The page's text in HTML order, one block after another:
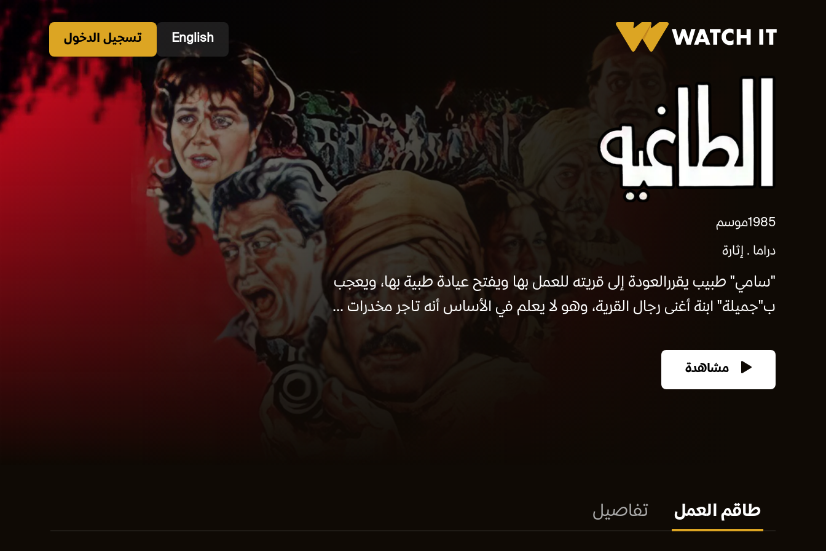
English تسجيل الدخول
1985موسم
دراما
إثارة
"سامي" طبيب يقررالعودة إلى قريته للعمل بها ويفتح عيادة طبية بها، ويعجب
ب"جميلة" ابنة أغنى رجال القرية، وهو لا يعلم في اﻷساس أنه تاجر مخدرات ...
مشاهدة
طاقم العمل تفاصيل